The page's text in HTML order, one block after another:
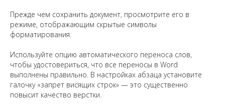
Прежде чем сохранить документ, просмотрите его в
режиме, отображающим скрытые символы
форматирования.
Используйте опцию автоматического переноса слов,
чтобы удостовериться, что все переносы в Word
выполнены правильно. В настройках абзаца установите
галочку «запрет висящих строк» — это существенно
повысит качество верстки.